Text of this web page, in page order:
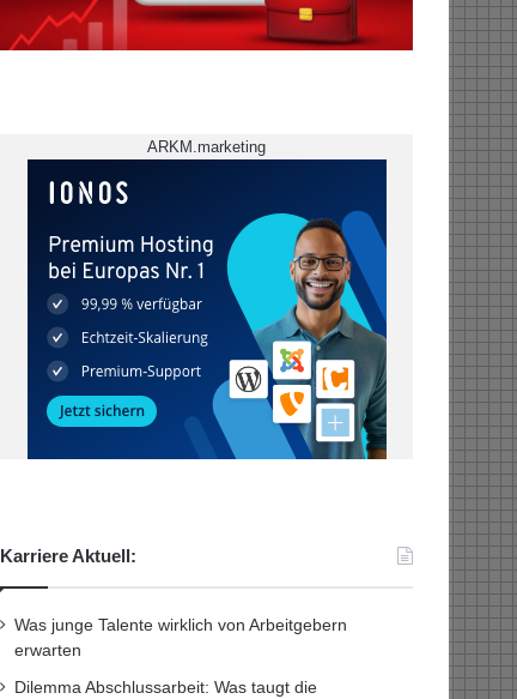
ARKM.marketing
Karriere Aktuell:
Was junge Talente wirklich von Arbeitgebern
erwarten
Dilemma Abschlussarbeit: Was taugt die